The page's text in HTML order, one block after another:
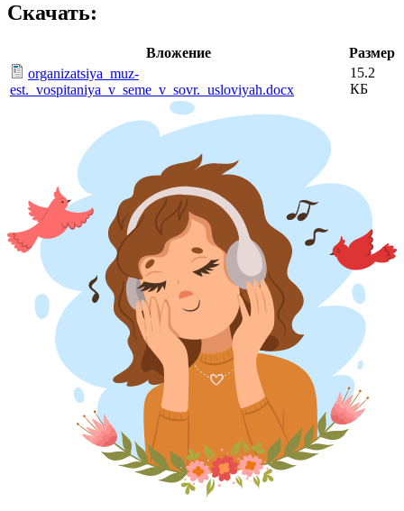
Скачать:
Вложение
Размер
organizatsiya_muz-
est._vospitaniya_v_seme_v_sovr._usloviyah.docx
15.2
КБ